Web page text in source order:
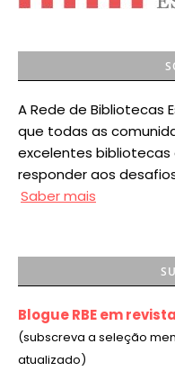
A Rede de Bibliotecas
que todas as
excelentes bibliotecas
responder aos
Saber mais
Blogue RBE em revista
(subscreva a seleção
atualizado)